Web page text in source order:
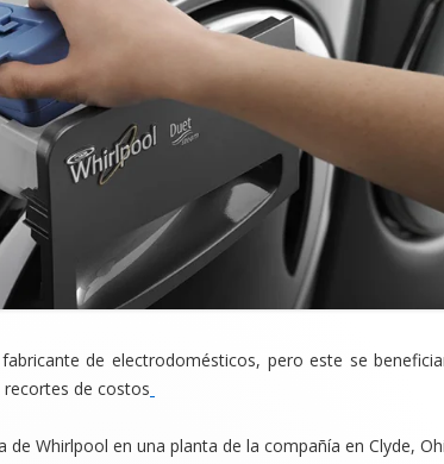
de electrodomésticos, pero este se
de costos
de Whirlpool en una planta de la compañía en Clyde,